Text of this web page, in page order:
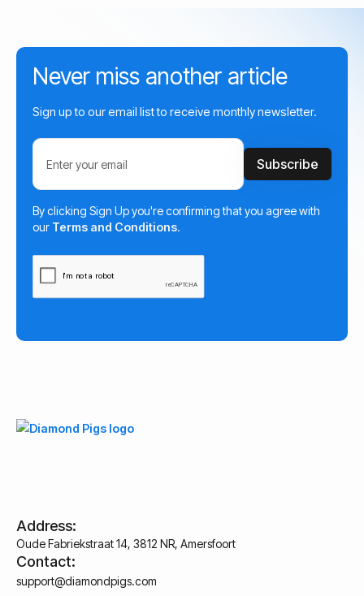
Never miss another article
Sign up to our email list to receive monthly newsletter.
By clicking Sign Up you're confirming that you agree with
our Terms and Conditions.
Address:
Oude Fabriekstraat 14, 3812 NR, Amersfoort
Contact:
support@diamondpigs.com